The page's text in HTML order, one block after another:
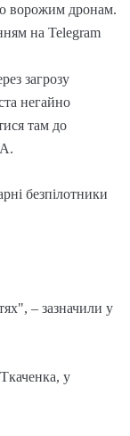
ворожим дронам.
на Telegram
загрозу
негайно
там до
безпілотники
– зазначили у
у